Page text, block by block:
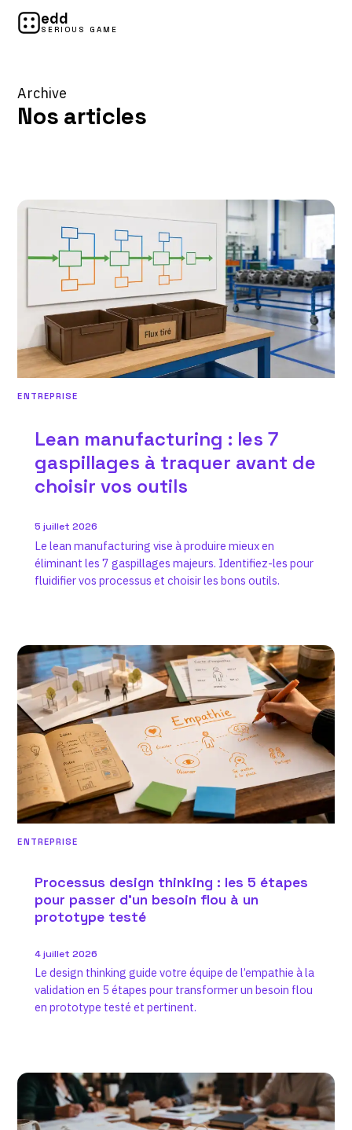
edd
SERIOUS GAME
Archive
Nos articles
ENTREPRISE
Lean manufacturing : les 7
gaspillages à traquer avant de
choisir vos outils
5 juillet 2026
Le lean manufacturing vise à produire mieux en
éliminant les 7 gaspillages majeurs. Identifiez-les pour
fluidifier vos processus et choisir les bons outils.
ENTREPRISE
Processus design thinking : les 5 étapes
pour passer d’un besoin flou à un
prototype testé
4 juillet 2026
Le design thinking guide votre équipe de l’empathie à la
validation en 5 étapes pour transformer un besoin flou
en prototype testé et pertinent.